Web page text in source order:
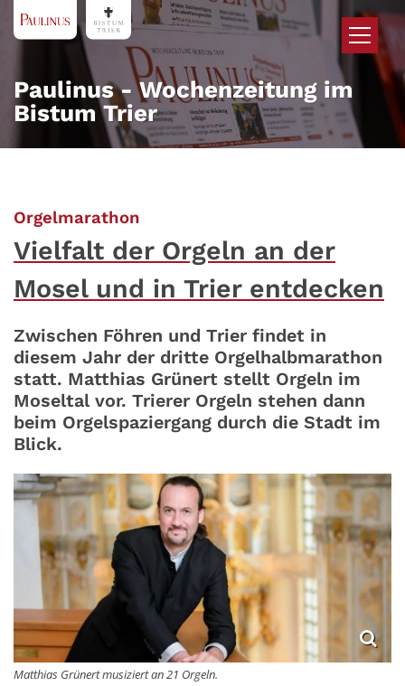
Zum Inhalt springen
Paulinus - Wochenzeitung im
Bistum Trier
Orgelmarathon
Vielfalt der Orgeln an der
Mosel und in Trier entdecken
Zwischen Föhren und Trier findet in
diesem Jahr der dritte Orgelhalbmarathon
statt. Matthias Grünert stellt Orgeln im
Moseltal vor. Trierer Orgeln stehen dann
beim Orgelspaziergang durch die Stadt im
Blick.
Matthias Grünert musiziert an 21 Orgeln.